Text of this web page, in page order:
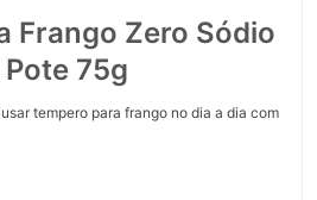
Frango Zero Sódio
75g
tempero para frango no dia a dia com